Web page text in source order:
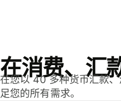
在消费、汇
在您以 40 多种货币汇款
足您的所有需求。